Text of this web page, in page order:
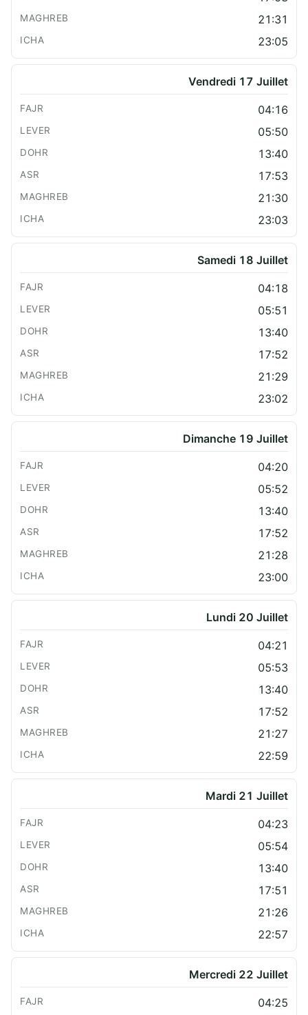
21:31
23:05
Vendredi 17 Juillet
04:16
05:50
13:40
17:53
21:30
23:03
Samedi 18 Juillet
04:18
05:51
13:40
17:52
21:29
23:02
Dimanche 19 Juillet
04:20
05:52
13:40
17:52
21:28
23:00
Lundi 20 Juillet
04:21
05:53
13:40
17:52
21:27
22:59
Mardi 21 Juillet
04:23
05:54
13:40
17:51
21:26
22:57
Mercredi 22 Juillet
04:25